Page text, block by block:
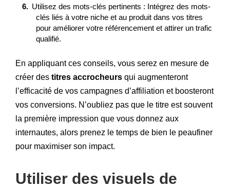
Utilisez des mots-clés pertinents : Intégrez des mots-
clés liés à votre niche et au produit dans vos titres
pour améliorer votre référencement et attirer un trafic
qualifié.
En appliquant ces conseils, vous serez en mesure de
créer des titres accrocheurs qui augmenteront
l’efficacité de vos campagnes d’affiliation et boosteront
vos conversions. N’oubliez pas que le titre est souvent
la première impression que vous donnez aux
internautes, alors prenez le temps de bien le peaufiner
pour maximiser son impact.
Utiliser des visuels de